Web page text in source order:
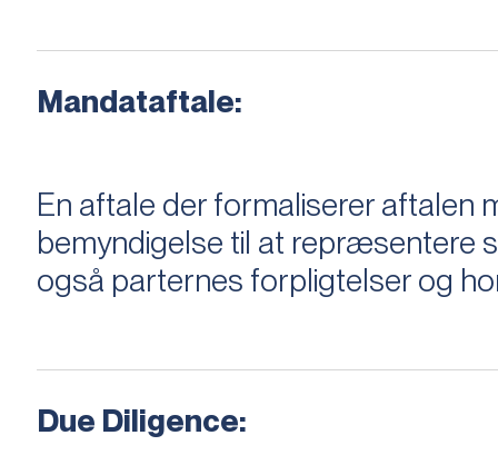
Mandataftale:
En aftale der formaliserer
bemyndigelse til at repræsentere
også parternes forpligtelser og
Due Diligence: